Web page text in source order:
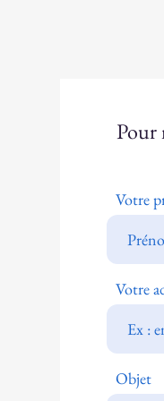
Pour
Votre
Votre
Objet